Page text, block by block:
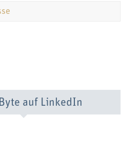
auf LinkedIn